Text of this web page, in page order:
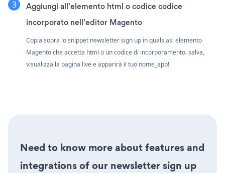
Aggiungi all'elemento html o codice codice
incorporato nell'editor Magento
Copia sopra lo snippet newsletter sign up in qualsiasi elemento
Magento che accetta html o un codice di incorporamento. salva,
visualizza la pagina live e apparirà il tuo nome_app!
Need to know more about features and
integrations of our newsletter sign up